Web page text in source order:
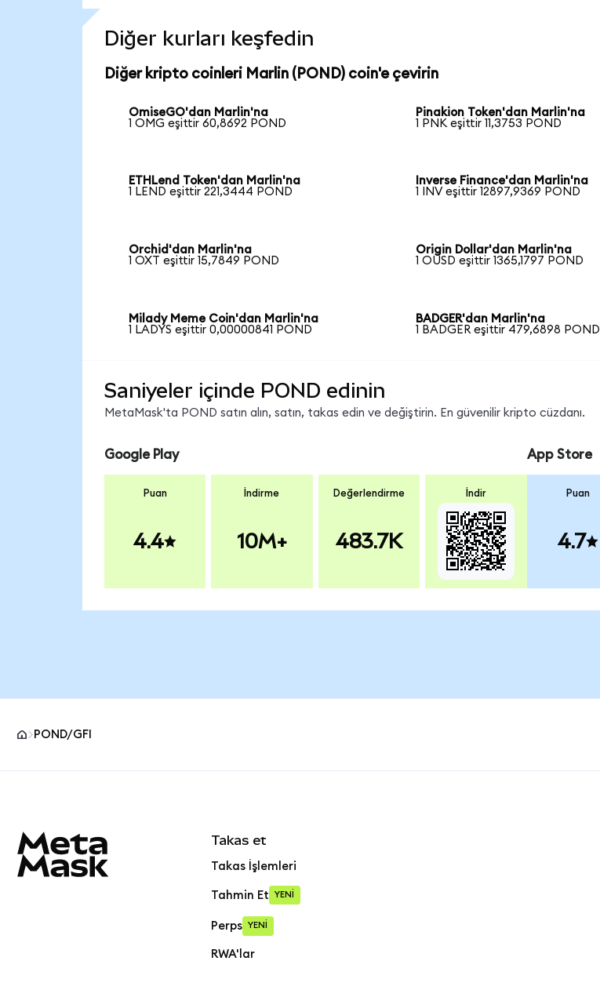
Diğer kurları keşfedin
Diğer kripto coinleri Marlin (POND) coin'e çevirin
OmiseGO'dan Marlin'na
1 OMG eşittir 60,8692 POND
Pinakion Token'dan Marlin'na
1 PNK eşittir 11,3753 POND
ETHLend Token'dan Marlin'na
1 LEND eşittir 221,3444 POND
Inverse Finance'dan Marlin'na
1 INV eşittir 12897,9369 POND
Orchid'dan Marlin'na
1 OXT eşittir 15,7849 POND
Origin Dollar'dan Marlin'na
1 OUSD eşittir 1365,1797 POND
Milady Meme Coin'dan Marlin'na
1 LADYS eşittir 0,00000841 POND
BADGER'dan Marlin'na
1 BADGER eşittir 479,6898 POND
Saniyeler içinde POND edinin
MetaMask'ta POND satın alın, satın, takas edin ve değiştirin. En güvenilir kripto cüzdanı.
Google Play
Puan
4.4
İndirme
10M+
Değerlendirme
483.7K
İndir
App Store
Puan
4.7
POND/GFI
Takas et
Takas İşlemleri
Tahmin Et YENİ
Perps YENİ
RWA'lar